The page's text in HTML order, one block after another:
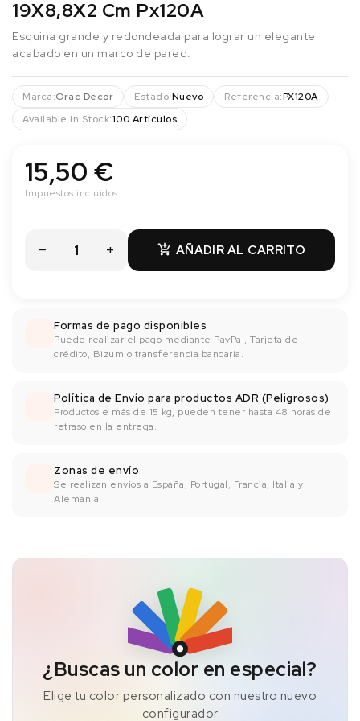
19X8,8X2 Cm Px120A
Esquina grande y redondeada para lograr un elegante
acabado en un marco de pared.
Marca:Orac Decor Estado:Nuevo Referencia:PX120A
Available In Stock:100 Artículos
15,50 €
Impuestos incluidos
 AÑADIR AL CARRITO
Formas de pago disponibles
Puede realizar el pago mediante PayPal, Tarjeta de
crédito, Bizum o transferencia bancaría.
Política de Envío para productos ADR (Peligrosos)
Productos e más de 15 kg, pueden tener hasta 48 horas de
retraso en la entrega.
Zonas de envío
Se realizan envíos a España, Portugal, Francia, Italia y
Alemania.
¿Buscas un color en especial?
Elige tu color personalizado con nuestro nuevo
configurador